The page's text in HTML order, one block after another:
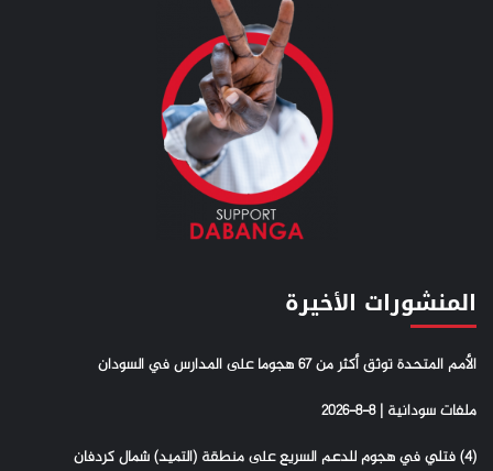
المنشورات الأخيرة
الأمم المتحدة توثق أكثر من 67 هجوما على المدارس في السودان
ملفات سودانية | 8-8-2026
(4) فتلي في هجوم للدعم السريع على منطقة (التميد) شمال كردفان